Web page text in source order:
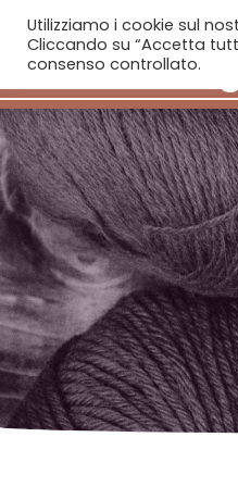
Utilizziamo i cookie sul
Cliccando su “Accetta
consenso controllato.